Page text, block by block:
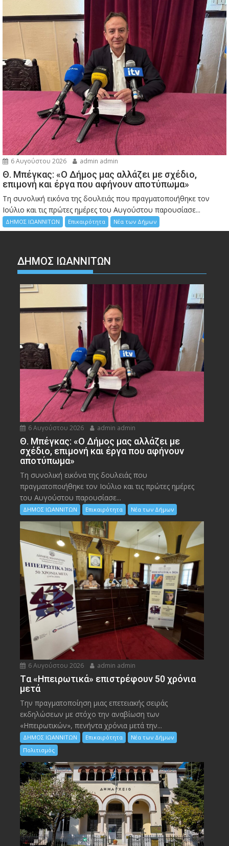
6 Αυγούστου 2026 admin admin
Θ. Μπέγκας: «Ο Δήμος μας αλλάζει με σχέδιο,
επιμονή και έργα που αφήνουν αποτύπωμα»
Τη συνολική εικόνα της δουλειάς που πραγματοποιήθηκε τον
Ιούλιο και τις πρώτες ημέρες του Αυγούστου παρουσίασε...
ΔΗΜΟΣ ΙΩΑΝΝΙΤΩΝ Επικαιρότητα Νέα των Δήμων
ΔΗΜΟΣ ΙΩΑΝΝΙΤΩΝ
6 Αυγούστου 2026 admin admin
Θ. Μπέγκας: «Ο Δήμος μας αλλάζει με
σχέδιο, επιμονή και έργα που αφήνουν
αποτύπωμα»
Τη συνολική εικόνα της δουλειάς που
πραγματοποιήθηκε τον Ιούλιο και τις πρώτες ημέρες
του Αυγούστου παρουσίασε...
ΔΗΜΟΣ ΙΩΑΝΝΙΤΩΝ Επικαιρότητα Νέα των Δήμων
6 Αυγούστου 2026 admin admin
Tα «Ηπειρωτικά» επιστρέφουν 50 χρόνια
μετά
Την πραγματοποίηση μιας επετειακής σειράς
εκδηλώσεων με στόχο την αναβίωση των
«Ηπειρωτικών», πενήντα χρόνια μετά την...
ΔΗΜΟΣ ΙΩΑΝΝΙΤΩΝ Επικαιρότητα
Νέα των Δήμων
Πολιτισμός